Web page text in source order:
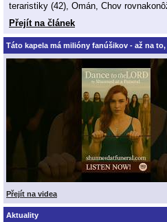
teraristiky (42), Omán, Chov
Přejít na článek
Táto kapela má milióny fanúšikov - až na
Přejít na videa
Aktuality